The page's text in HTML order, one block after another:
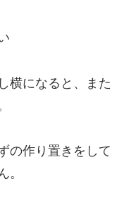
横になると、また
の作り置きをして
。